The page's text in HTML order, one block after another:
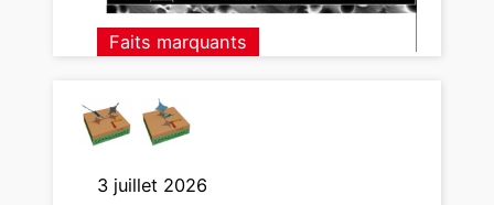
u
t
t
s
l
q
Faits marquants
3 juillet 2026